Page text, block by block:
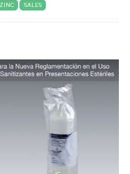
ZINC SALES